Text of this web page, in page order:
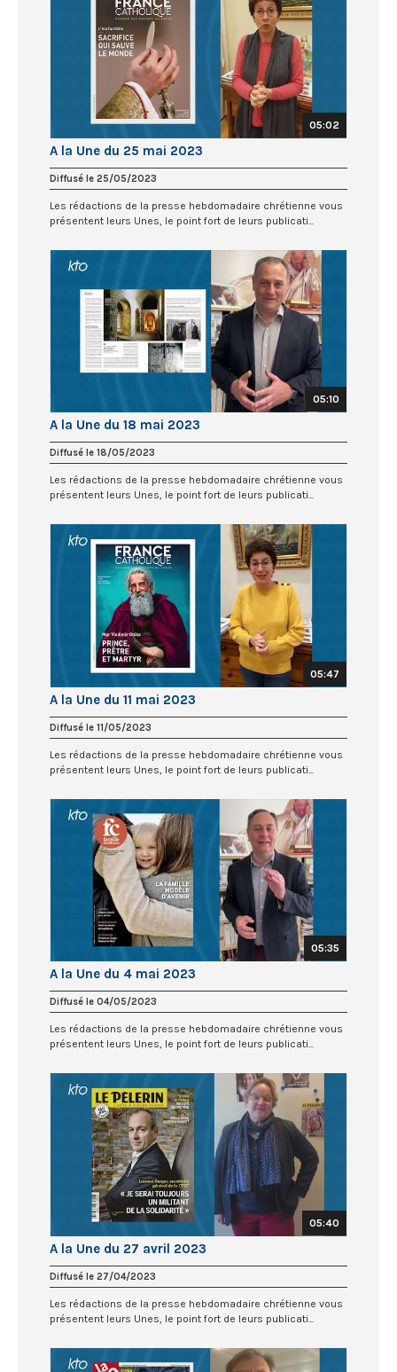
05:02
A la Une du 25 mai 2023
Diffusé le 25/05/2023
Les rédactions de la presse hebdomadaire chrétienne vous
présentent leurs Unes, le point fort de leurs publicati...
05:10
A la Une du 18 mai 2023
Diffusé le 18/05/2023
Les rédactions de la presse hebdomadaire chrétienne vous
présentent leurs Unes, le point fort de leurs publicati...
05:47
A la Une du 11 mai 2023
Diffusé le 11/05/2023
Les rédactions de la presse hebdomadaire chrétienne vous
présentent leurs Unes, le point fort de leurs publicati...
05:35
A la Une du 4 mai 2023
Diffusé le 04/05/2023
Les rédactions de la presse hebdomadaire chrétienne vous
présentent leurs Unes, le point fort de leurs publicati...
05:40
A la Une du 27 avril 2023
Diffusé le 27/04/2023
Les rédactions de la presse hebdomadaire chrétienne vous
présentent leurs Unes, le point fort de leurs publicati...